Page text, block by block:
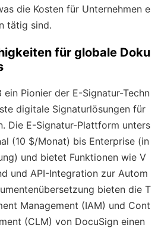
die Kosten für Unternehmen e
tätig sind.
für globale Doku
Pionier der E-Signatur-Techn
digitale Signaturlösungen für
Die E-Signatur-Plattform unters
(10 $/Monat) bis Enterprise (in
und bietet Funktionen wie V
und API-Integration zur Autom
bieten die T
Management (IAM) und Cont
(CLM) von DocuSign einen